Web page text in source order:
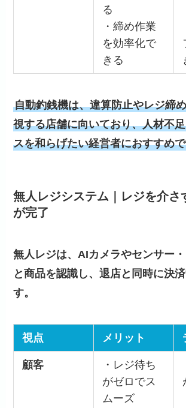
る
・締め作業
を効率化で
きる
自動釣銭機は、違算防止やレジ締
視する店舗に向いており、人材不
スを和らげたい経営者におすすめ
無人レジシステム｜レジを介さ
が完了
無人レジは、AIカメラやセンサー
と商品を認識し、退店と同時に決
す。
視点 メリット
顧客
・レジ待ち
がゼロでス
ムーズ